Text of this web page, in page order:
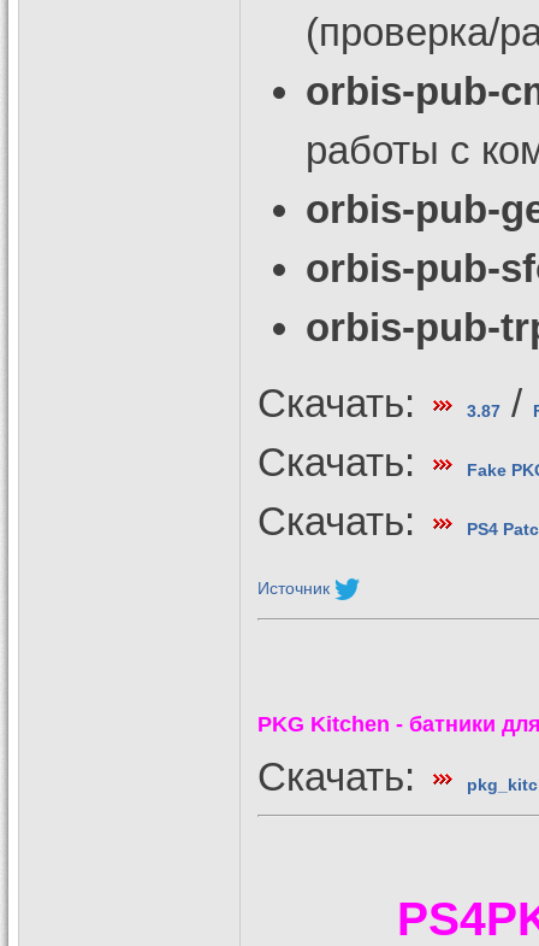
(проверка/
orbis-pub-
работы с
orbis-pub-
orbis-pub-
orbis-pub-
Скачать:
3.87 /
Скачать: Fake
Скачать: PS4
Источник
PKG Kitchen - батники
Скачать: